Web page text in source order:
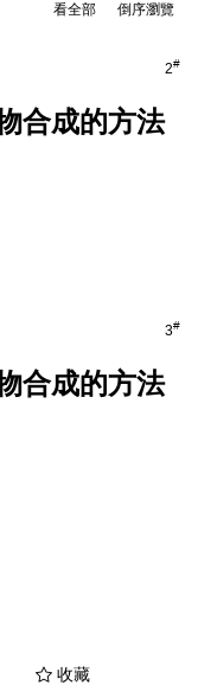
倒序瀏覽
看全部
2#
合成的方法
3#
合成的方法
收藏